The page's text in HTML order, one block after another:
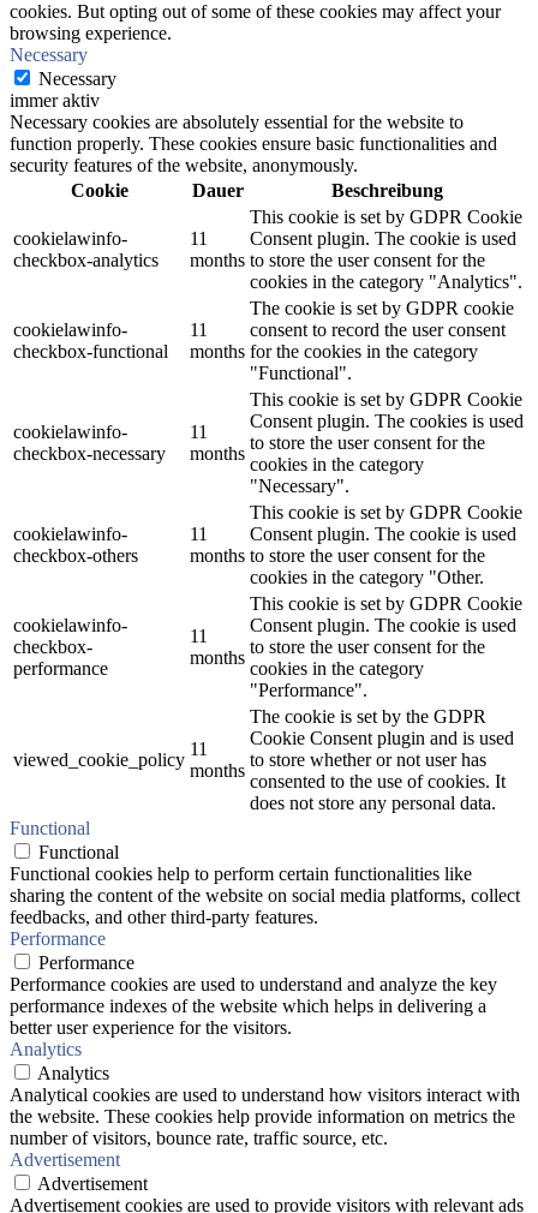
cookies. But opting out of some of these cookies may affect your
browsing experience.
Necessary
Necessary
immer aktiv
Necessary cookies are absolutely essential for the website to
function properly. These cookies ensure basic functionalities and
security features of the website, anonymously.
Cookie
Dauer Beschreibung
cookielawinfo-
checkbox-analytics
11
months
This cookie is set by GDPR Cookie
Consent plugin. The cookie is used
to store the user consent for the
cookies in the category "Analytics".
cookielawinfo-
checkbox-functional
11
months
The cookie is set by GDPR cookie
consent to record the user consent
for the cookies in the category
"Functional".
cookielawinfo-
checkbox-necessary
11
months
This cookie is set by GDPR Cookie
Consent plugin. The cookies is used
to store the user consent for the
cookies in the category
"Necessary".
cookielawinfo-
checkbox-others
11
months
This cookie is set by GDPR Cookie
Consent plugin. The cookie is used
to store the user consent for the
cookies in the category "Other.
cookielawinfo-
checkbox-
performance
11
months
This cookie is set by GDPR Cookie
Consent plugin. The cookie is used
to store the user consent for the
cookies in the category
"Performance".
viewed_cookie_policy
11
months
The cookie is set by the GDPR
Cookie Consent plugin and is used
to store whether or not user has
consented to the use of cookies. It
does not store any personal data.
Functional
Functional
Functional cookies help to perform certain functionalities like
sharing the content of the website on social media platforms, collect
feedbacks, and other third-party features.
Performance
Performance
Performance cookies are used to understand and analyze the key
performance indexes of the website which helps in delivering a
better user experience for the visitors.
Analytics
Analytics
Analytical cookies are used to understand how visitors interact with
the website. These cookies help provide information on metrics the
number of visitors, bounce rate, traffic source, etc.
Advertisement
Advertisement
Advertisement cookies are used to provide visitors with relevant ads